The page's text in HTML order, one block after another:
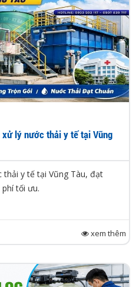
lý nước thải y tế tại Vũng
thải y tế tại Vũng Tàu, đạt
tối ưu.
xem thêm